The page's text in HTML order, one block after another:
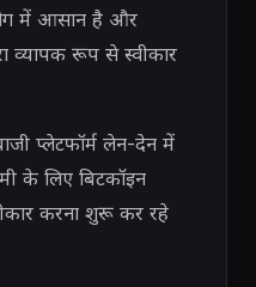
में आसान है और
व्यापक रूप से स्वीकार
प्लेटफॉर्म लेन-देन में
के लिए बिटकॉइन
करना शुरू कर रहे